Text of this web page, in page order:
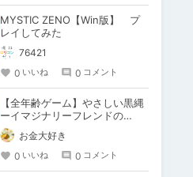
MYSTIC ZENO【Win版】 プ
レイしてみた
76421
0 いいね 0 コメント
【全年齢ゲーム】やさしい黒縄
ーイマジナリーフレンドの
「彼」と過ごすおぼんやすみー
お金大好き
0 いいね 0 コメント